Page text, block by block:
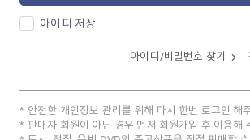
아이디 저장
아이디/비밀번호 찾기
안전한 개인정보 관리를 위해 다시 한번 로그인 해
판매자 회원이 아닌 경우 먼저 회원가입 후 이용해